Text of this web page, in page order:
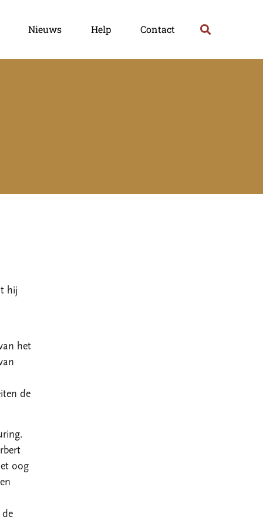
Nieuws Help Contact
hij
het
de
oog